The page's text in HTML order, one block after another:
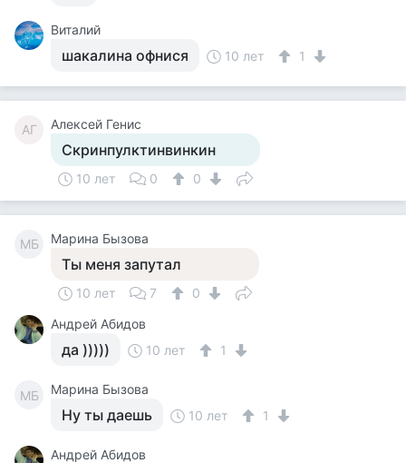
Виталий
шакалина офнися 10 лет 1
АГ Алексей Генис
Скринпулктинвинкин
10 лет 0 0
МБ Марина Бызова
Ты меня запутал
10 лет 7
0
Андрей Абидов
да ))))) 10 лет 1
МБ Марина Бызова
Ну ты даешь 10 лет 1
Андрей Абидов